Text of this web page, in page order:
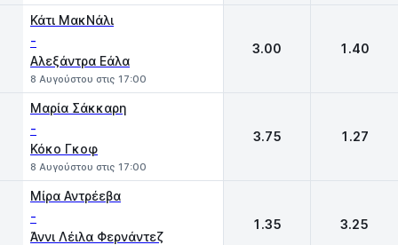
Κάτι ΜακΝάλι
-
Αλεξάντρα Εάλα
8 Αυγούστου στις 17:00
3.00 1.40
Μαρία Σάκκαρη
-
Κόκο Γκοφ
8 Αυγούστου στις 17:00
3.75 1.27
Μίρα Αντρέεβα
-
Άννι Λέιλα Φερνάντεζ
1.35 3.25